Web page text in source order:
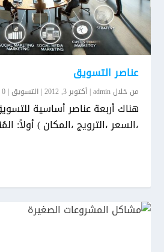
عناصر التسويق
من خلالadmin
|أكتوبر 3, 2012 |التسويق |
0
هناك أربعة عناصر أساسية
،السعر ،الترويج ،المكان ) أولاً: